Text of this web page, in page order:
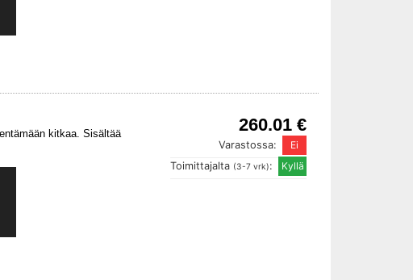
260.01 €
Varastossa:
Toimittajalta (3-7 vrk):
kitkaa. Sisältää